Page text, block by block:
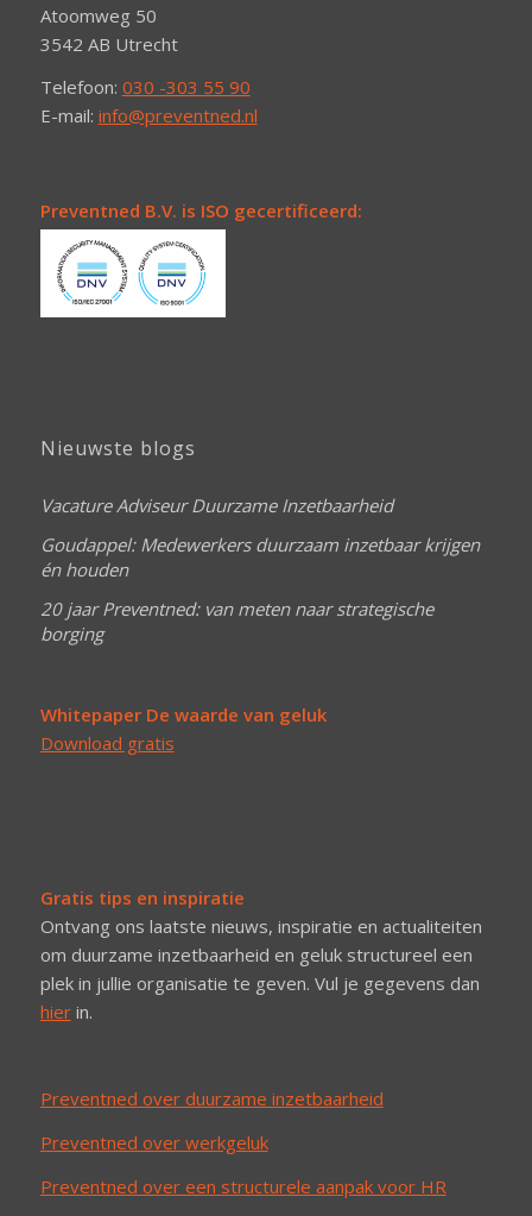
Atoomweg 50
3542 AB Utrecht
Telefoon: 030 -303 55 90
E-mail: info@preventned.nl
Preventned B.V. is ISO gecertificeerd:
Nieuwste blogs
Vacature Adviseur Duurzame Inzetbaarheid
Goudappel: Medewerkers duurzaam inzetbaar krijgen
én houden
20 jaar Preventned: van meten naar strategische
borging
Whitepaper De waarde van geluk
Download gratis
Gratis tips en inspiratie
Ontvang ons laatste nieuws, inspiratie en actualiteiten
om duurzame inzetbaarheid en geluk structureel een
plek in jullie organisatie te geven. Vul je gegevens dan
hierin.
Preventned over duurzame inzetbaarheid
Preventned over werkgeluk
Preventned over een structurele aanpak voor HR